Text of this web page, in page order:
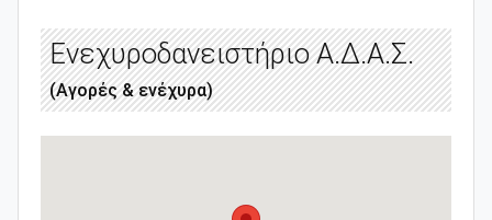
Ενεχυροδανειστήριο Α.Δ.Α.Σ.
(Αγορές & ενέχυρα)